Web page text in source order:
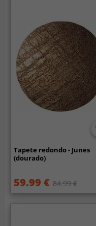
Tapete redondo - Junes
(dourado)
59.99 € 84.99 €